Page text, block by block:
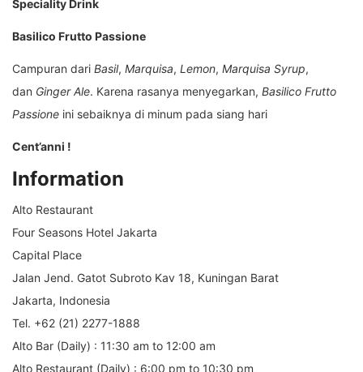
Speciality Drink
Basilico Frutto Passione
Campuran dari Basil, Marquisa, Lemon, Marquisa Syrup,
dan Ginger Ale. Karena rasanya menyegarkan, Basilico Frutto
Passione ini sebaiknya di minum pada siang hari
Cent’anni !
Information
Alto Restaurant
Four Seasons Hotel Jakarta
Capital Place
Jalan Jend. Gatot Subroto Kav 18, Kuningan Barat
Jakarta, Indonesia
Tel. +62 (21) 2277-1888
Alto Bar (Daily) : 11:30 am to 12:00 am
Alto Restaurant (Daily) : 6:00 pm to 10:30 pm